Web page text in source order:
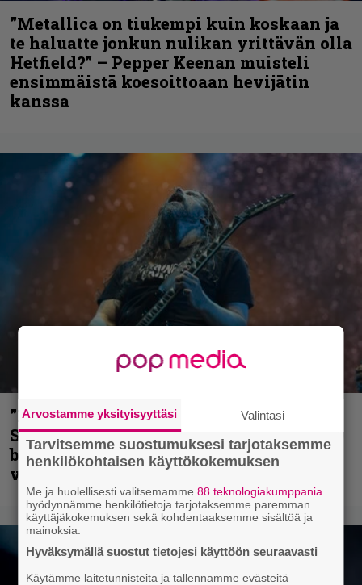
”Metallica on tiukempi kuin koskaan ja
te haluatte jonkun nulikan yrittävän olla
Hetfield?” – Pepper Keenan muisteli
ensimmäistä koesoittoaan hevijätin
kanssa
”He ovat tuoneet soittoon jotain uutta” –
Sepulturan Andreas Kisser nimeää
bändin, jonka riffit ovat tehneet
vaikutuksen
Arvostamme yksityisyyttäsi Valintasi
Tarvitsemme suostumuksesi tarjotaksemme
henkilökohtaisen käyttökokemuksen
Me ja huolellisesti valitsemamme88 teknologiakumppania
hyödynnämme henkilötietoja tarjotaksemme paremman
käyttäjäkokemuksen sekä kohdentaaksemme sisältöä ja
mainoksia.
Hyväksymällä suostut tietojesi käyttöön seuraavasti
Käytämme laitetunnisteita ja tallennamme evästeitä